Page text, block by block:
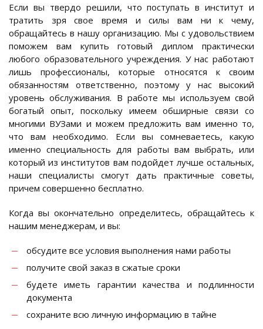
Если вы твердо решили, что поступать в институт и
тратить зря свое время и силы вам ни к чему,
обращайтесь в нашу организацию. Мы с удовольствием
поможем вам купить готовый диплом практически
любого образовательного учреждения. У нас работают
лишь профессионалы, которые относятся к своим
обязанностям ответственно, поэтому у нас высокий
уровень обслуживания. В работе мы используем свой
богатый опыт, поскольку имеем обширные связи со
многими ВУЗами и можем предложить вам именно то,
что вам необходимо. Если вы сомневаетесь, какую
именно специальность для работы вам выбрать, или
который из институтов вам подойдет лучше остальных,
наши специалисты смогут дать практичные советы,
причем совершенно бесплатно.
Когда вы окончательно определитесь, обращайтесь к
нашим менеджерам, и вы:
обсудите все условия выполнения нами работы
получите свой заказ в сжатые сроки
будете иметь гарантии качества и подлинности
документа
сохраните всю личную информацию в тайне